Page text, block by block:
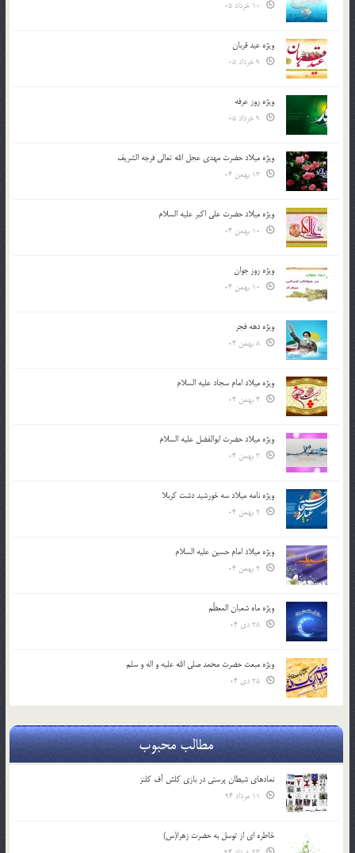
ویژه عید قربان
ویژه روز عرفه
ویژه میلاد حضرت مهدی عجل الله تعالی فرجه الشريف
ویژه میلاد حضرت علی اکبر علیه السلام
ویژه روز جوان
ویژه دهه فجر
ویژه میلاد امام سجاد علیه السلام
ویژه میلاد حضرت ابوالفضل علیه السلام
ویژه نامه میلاد سه خورشید دشت کربلا
ویژه میلاد امام حسین علیه السلام
ویژه ماه شعبان المعظّم
ویژه مبعث حضرت محمد صلی الله علیه و اله و سلم
مطالب محبوب
نمادهای شیطان پرستی در بازی کلش آف کلنز
خاطره ای از توسل به حضرت زهرا(س)